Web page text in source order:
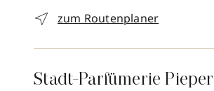
zum Routenplaner
Stadt-Parfümerie Pieper